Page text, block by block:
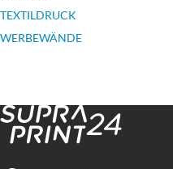
TEXTILDRUCK
WERBEWÄNDE